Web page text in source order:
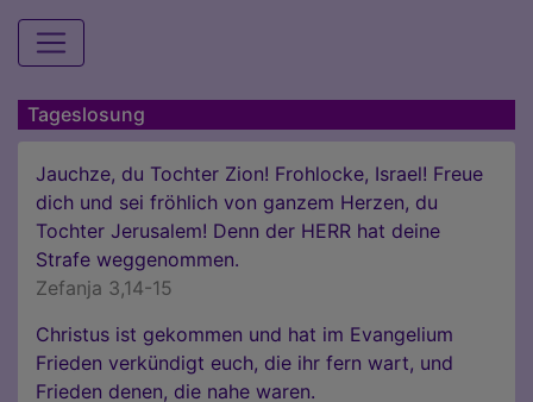
Hauptnavigation
Tageslosung
Jauchze, du Tochter Zion! Frohlocke, Israel! Freue
dich und sei fröhlich von ganzem Herzen, du
Tochter Jerusalem! Denn der HERR hat deine
Strafe weggenommen.
Zefanja 3,14-15
Christus ist gekommen und hat im Evangelium
Frieden verkündigt euch, die ihr fern wart, und
Frieden denen, die nahe waren.